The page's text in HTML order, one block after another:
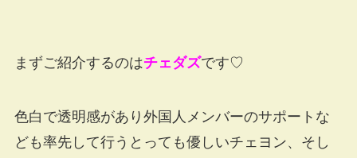
まずご紹介するのはチェダズです♡
色白で透明感があり外国人メンバーのサポートな
ども率先して行うとっても優しいチェヨン、そし